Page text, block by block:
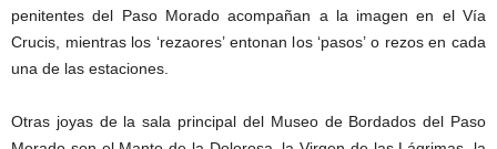
penitentes del Paso Morado acompañan a la imagen en el Vía
Crucis, mientras los ‘rezaores’ entonan los ‘pasos’ o rezos en cada
una de las estaciones.
Otras joyas de la sala principal del Museo de Bordados del Paso